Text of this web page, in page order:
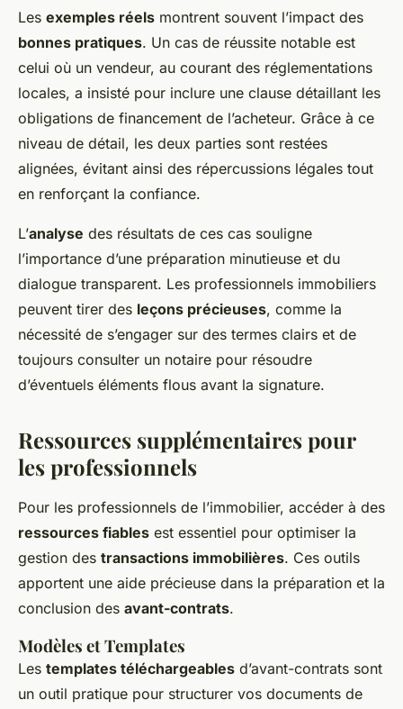
Les exemples réels montrent souvent l’impact des
bonnes pratiques. Un cas de réussite notable est
celui où un vendeur, au courant des réglementations
locales, a insisté pour inclure une clause détaillant les
obligations de financement de l’acheteur. Grâce à ce
niveau de détail, les deux parties sont restées
alignées, évitant ainsi des répercussions légales tout
en renforçant la confiance.
L’analyse des résultats de ces cas souligne
l’importance d’une préparation minutieuse et du
dialogue transparent. Les professionnels immobiliers
peuvent tirer des leçons précieuses, comme la
nécessité de s’engager sur des termes clairs et de
toujours consulter un notaire pour résoudre
d’éventuels éléments flous avant la signature.
Ressources supplémentaires pour
les professionnels
Pour les professionnels de l’immobilier, accéder à des
ressources fiables est essentiel pour optimiser la
gestion des transactions immobilières. Ces outils
apportent une aide précieuse dans la préparation et la
conclusion des avant-contrats.
Modèles et Templates
Les templates téléchargeables d’avant-contrats sont
un outil pratique pour structurer vos documents de